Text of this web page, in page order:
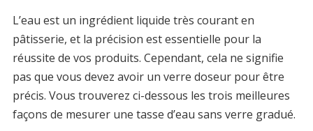
L’eau est un ingrédient liquide très courant en
pâtisserie, et la précision est essentielle pour la
réussite de vos produits. Cependant, cela ne signifie
pas que vous devez avoir un verre doseur pour être
précis. Vous trouverez ci-dessous les trois meilleures
façons de mesurer une tasse d’eau sans verre gradué.